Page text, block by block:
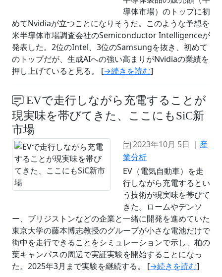
導体市場）のトップに初
めてNvidiaが立つことになりそうだ。このような予想を
米半導体市場調査会社のSemiconductor Intelligenceが
発表した。2位のIntel、3位のSamsungを抜き、初めて
のトップだが、生成AIへの強い高まりがNvidiaの業績を
押し上げていると見る。 [→続きを読む]
EVで走行しながら充電することが
現実味を帯びてきた、ここにもSiC新
市場
2023年10月 5日 ｜ 産
業分析
EV（電気自動車）を走
行しながら充電するとい
う技術が現実味を帯びて
きた。ロームやデンソ
ー、ブリジストンなどの企業と一緒に開発を進めていた
東京大学の藤本博志教授のグループが小さな電池だけで
街中を走行できることをシミュレーションで示し、柏の
葉キャンパスの周辺で実証実験を開始することになっ
た。2025年3月まで実験を継続する。 [→続きを読む]